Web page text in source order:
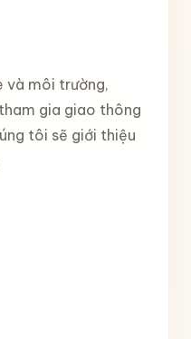
và môi trường,
gia giao thông
tôi sẽ giới thiệu